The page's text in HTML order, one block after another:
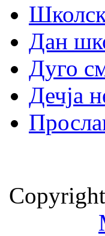
Дан
Дуго
Дечја